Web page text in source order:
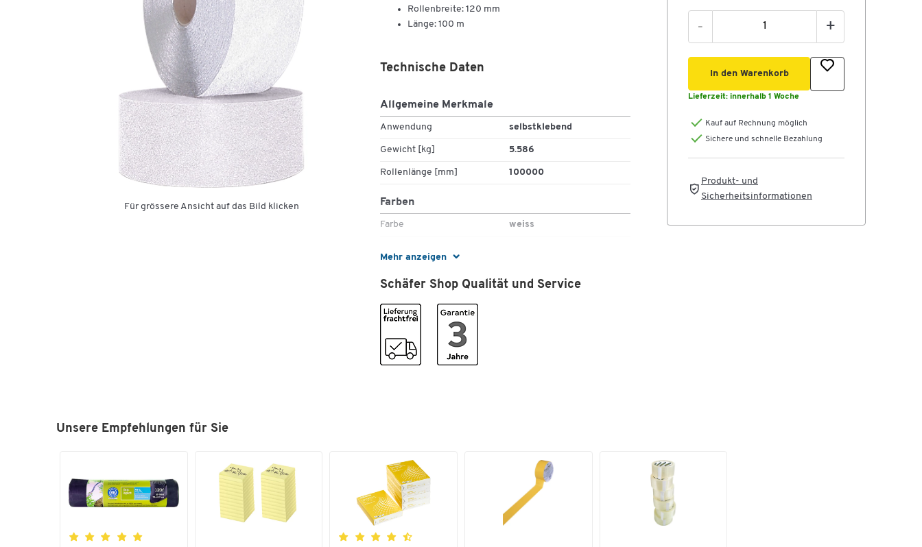
Für grössere Ansicht auf das Bild klicken
Rollenbreite: 120 mm
Länge: 100 m
Mehr anzeigen
Technische Daten
Allgemeine Merkmale
Anwendung selbstklebend
Gewicht [kg] 5.586
Rollenlänge [mm] 100000
Farben
Farbe weiss
Masse
Aussenmasse L x B [mm] 100000 x 120
Schäfer Shop Qualität und Service
- +
In den Warenkorb
Lieferzeit: innerhalb 1 Woche
Kauf auf Rechnung möglich
Sichere und schnelle Bezahlung
Produkt- und
Sicherheitsinformationen
Unsere Empfehlungen für Sie